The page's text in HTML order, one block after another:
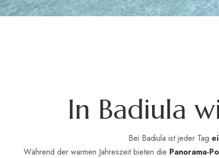
In Badiula w
Bei Badiula ist jeder Tag
Während der warmen Jahreszeit bieten die Panorama-